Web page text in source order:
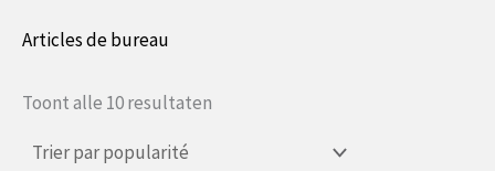
Articles de bureau
Toont alle 10 resultaten